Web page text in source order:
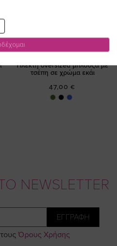
Πλεκτή oversized μπλούζα με
τσέπη σε χρώμα εκάι
47,00 €
NEWSLETTER
ΕΓΓΡΑΦΗ
Όρους Χρήσης